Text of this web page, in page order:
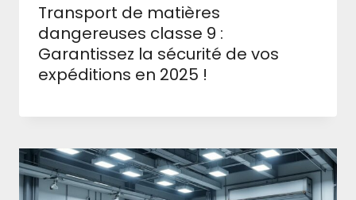
Transport de matières
dangereuses classe 9 :
Garantissez la sécurité de vos
expéditions en 2025 !